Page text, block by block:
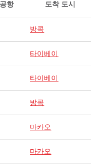
항 도착 도시
방콕
타이베이
타이베이
방콕
마카오
마카오